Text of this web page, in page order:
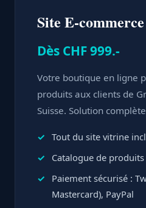
Site E-commerce
Dès CHF 999.-
Votre boutique en ligne
produits aux clients de
Suisse. Solution
Tout du site vitrine
Catalogue de
Paiement sécurisé :
Mastercard), PayPal